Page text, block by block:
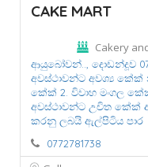
CAKE MART
Cakery
ආයුබෝවන්.., දොඩන්දූව
අවස්ථාවන්ට අවශ්‍ය
කේක් 2. විවාහ මංගල
අවස්ථාවන්ට උචිත කේක්
කරනු ලබයි ඇල්පිටිය පාර
0772781738